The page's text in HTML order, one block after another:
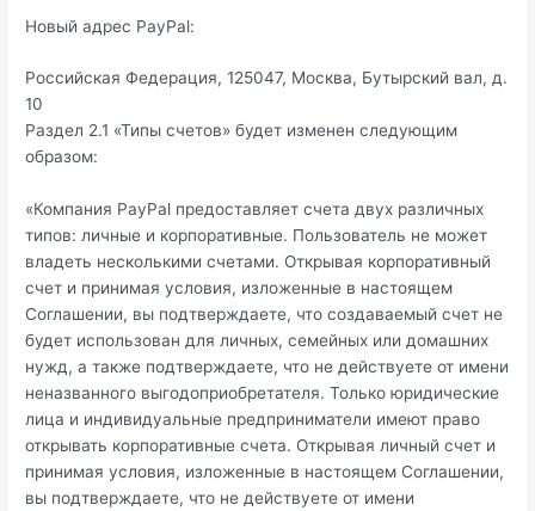
Новый адрес PayPal:
Российская Федерация, 125047, Москва, Бутырский вал, д.
10
Раздел 2.1 «Типы счетов» будет изменен следующим
образом:
«Компания PayPal предоставляет счета двух различных
типов: личные и корпоративные. Пользователь не может
владеть несколькими счетами. Открывая корпоративный
счет и принимая условия, изложенные в настоящем
Соглашении, вы подтверждаете, что создаваемый счет не
будет использован для личных, семейных или домашних
нужд, а также подтверждаете, что не действуете от имени
неназванного выгодоприобретателя. Только юридические
лица и индивидуальные предприниматели имеют право
открывать корпоративные счета. Открывая личный счет и
принимая условия, изложенные в настоящем Соглашении,
вы подтверждаете, что не действуете от имени